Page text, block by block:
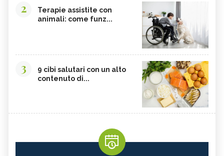
2
Terapie assistite con
animali: come funz...
3
9 cibi salutari con un alto
contenuto di...